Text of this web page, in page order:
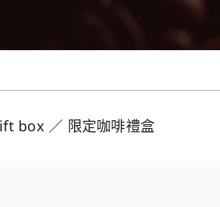
box ／ 限定咖啡禮盒